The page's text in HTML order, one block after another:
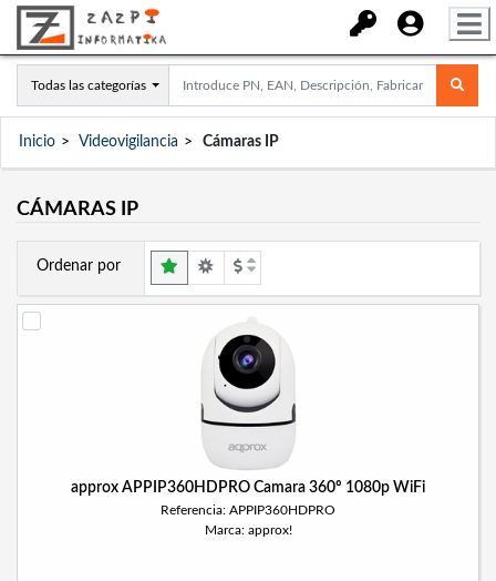
Todas las categorías
Inicio Videovigilancia Cámaras IP
CÁMARAS IP
Ordenar por
approx APPIP360HDPRO Camara 360º 1080p WiFi
Referencia: APPIP360HDPRO
Marca: approx!